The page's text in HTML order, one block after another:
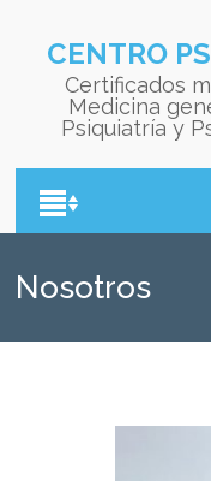
CENTRO
Certificados
Medicina
Psiquiatría y
Nosotros